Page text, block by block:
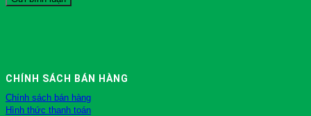
CHÍNH SÁCH BÁN HÀNG
Chính sách bán hàng
Hình thức thanh toán